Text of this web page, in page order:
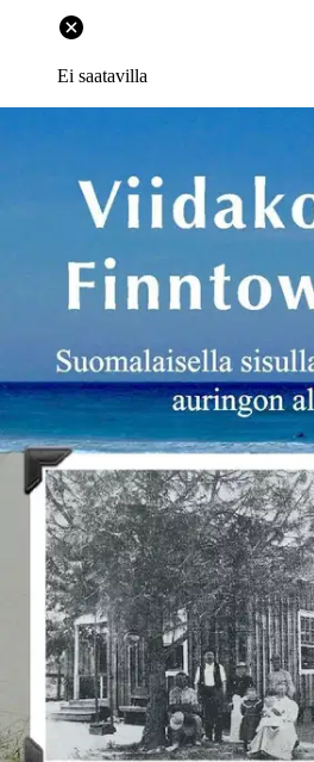
Ei saatavilla
Tuotekuvaus
Aikalaisten kertomuksiin ja
ja tarina suomalaisten asettumisesta
yhteisöjen synnystä, kasvamisesta ja
ja eläkeläisten paratiisina kiitos
turistiryntäyksen.Kukapa ei olisi
suomalaisesta yhteisöstä, Finntownista
suomalaisista haaleista, leipomoista ja
vanhoista suomalaisista siirtolaisista
kuin kukaan Suomessa, tanssivat
karjalanpiirakoita ja puhuvat vanhoista
ei kuitenkaan ollut ensimmäinen alue
suomalainen yhteisö. Miksi, miten,
suomalaisten yhteisöt syntyivät
kuluessa? Suomalaisten
lukuisia teoksia, mutta suomalaisten
raivaajina ja rakentajina on jäänyt
annamme kunnian niille joille se
appelsiinien ja tomaattien viljelijät,
rakentajat, avaruustekniikan
palvelijat, kaikilla aloilla ovat
jälkeläisensä vaikuttaneet Floridan
Suomalaisten yhteisöjen kehittyminen